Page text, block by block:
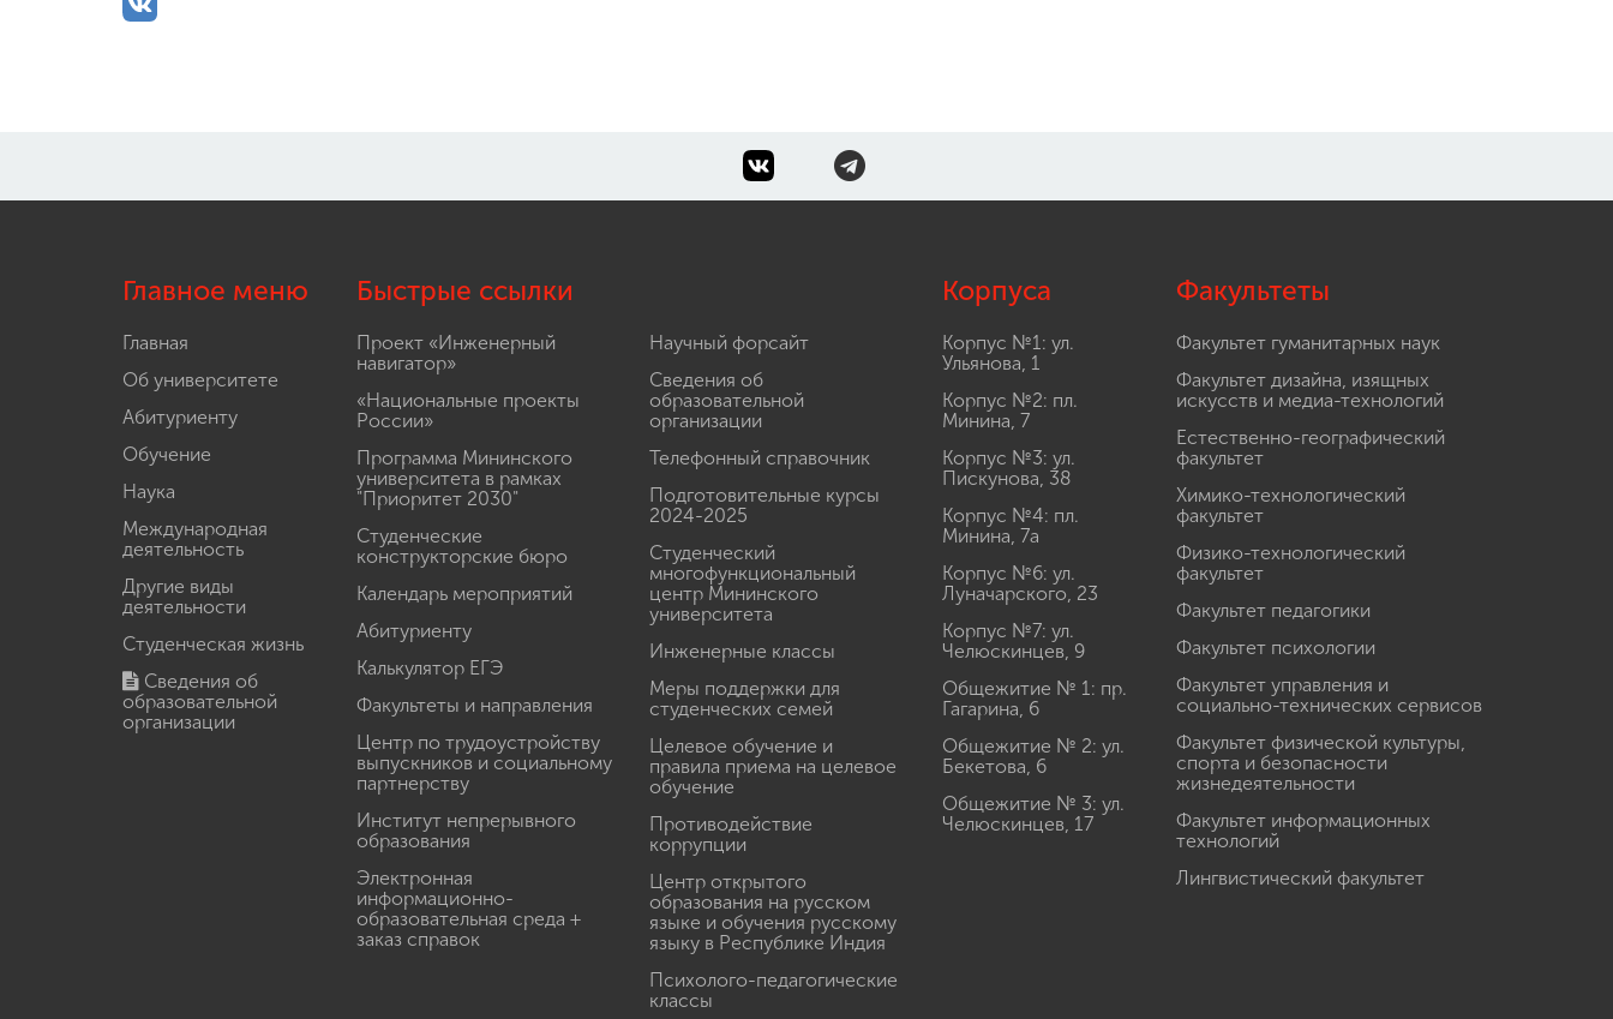
Сведения об образовательной
организации
Главное меню
Главная
Об университете
Абитуриенту
Обучение
Наука
Международная
деятельность
Другие виды
деятельности
Студенческая жизнь
Сведения об
образовательной
организации
Быстрые ссылки
Проект «Инженерный
навигатор»
«Национальные проекты
России»
Программа Мининского
университета в рамках
"Приоритет 2030"
Студенческие
конструкторские бюро
Календарь мероприятий
Абитуриенту
Калькулятор ЕГЭ
Факультеты и направления
Центр по трудоустройству
выпускников и социальному
партнерству
Институт непрерывного
образования
Электронная
информационно-
образовательная среда +
заказ справок
Научный форсайт
Сведения об
образовательной
организации
Телефонный справочник
Подготовительные курсы
2024-2025
Студенческий
многофункциональный
центр Мининского
университета
Инженерные классы
Меры поддержки для
студенческих семей
Целевое обучение и
правила приема на целевое
обучение
Противодействие
коррупции
Центр открытого
образования на русском
языке и обучения русскому
языку в Республике Индия
Психолого-педагогические
классы
Корпуса
Корпус №1: ул.
Ульянова, 1
Корпус №2: пл.
Минина, 7
Корпус №3: ул.
Пискунова, 38
Корпус №4: пл.
Минина, 7а
Корпус №6: ул.
Луначарского, 23
Корпус №7: ул.
Челюскинцев, 9
Общежитие № 1: пр.
Гагарина, 6
Общежитие № 2: ул.
Бекетова, 6
Общежитие № 3: ул.
Челюскинцев, 17
Факультеты
Факультет гуманитарных наук
Факультет дизайна, изящных
искусств и медиа-технологий
Естественно-географический
факультет
Химико-технологический
факультет
Физико-технологический
факультет
Факультет педагогики
Факультет психологии
Факультет управления и
социально-технических сервисов
Факультет физической культуры,
спорта и безопасности
жизнедеятельности
Факультет информационных
технологий
Лингвистический факультет